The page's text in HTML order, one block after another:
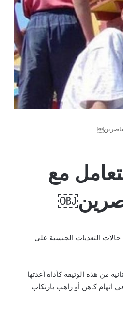
مع
التعديات الجنسية على
من هذه الوثيقة كأداة أعدتها
اتهام كاهن أو راهب بارتكاب